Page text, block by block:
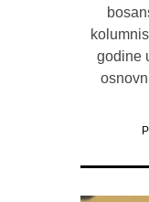
godine